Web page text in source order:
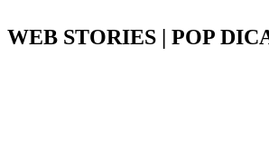
WEB STORIES | POP